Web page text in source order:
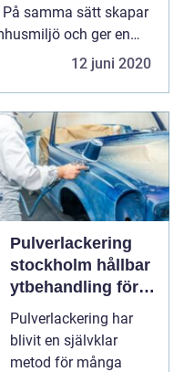
samma sätt skapar
och ger en
12 juni 2020
Pulverlackering
stockholm hållbar
ytbehandling för
industri och
design
Pulverlackering har
blivit en självklar
metod för många